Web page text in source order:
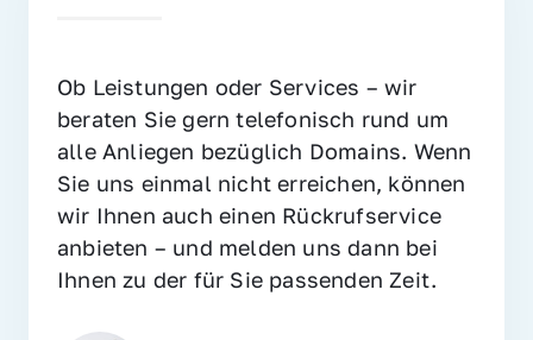
Ob Leistungen oder Services – wir
beraten Sie gern telefonisch rund um
alle Anliegen bezüglich Domains. Wenn
Sie uns einmal nicht erreichen, können
wir Ihnen auch einen Rückrufservice
anbieten – und melden uns dann bei
Ihnen zu der für Sie passenden Zeit.